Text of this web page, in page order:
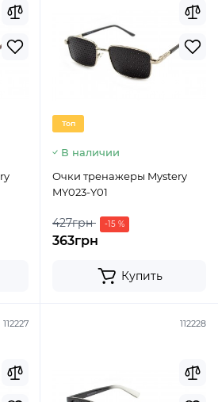
Топ
В наличии
Очки тренажеры Mystery
MY023-Y01
427грн -15 %
363грн
Купить
112227 112228